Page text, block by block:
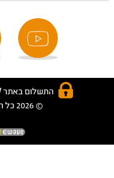
התשלום באתר WOW מאובטח בטכנולוגית SSL
© 2026 כל הזכויות שמורות